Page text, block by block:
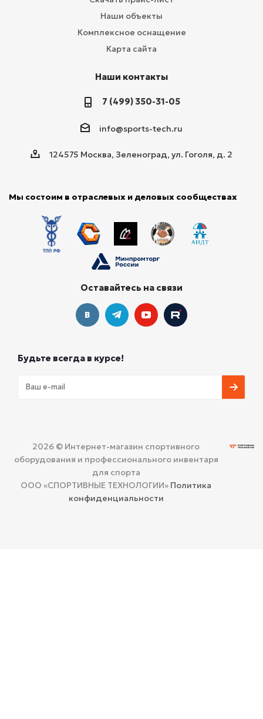
Наши объекты
Комплексное оснащение
Карта сайта
Наши контакты
7 (499) 350-31-05
info@sports-tech.ru
124575 Москва, Зеленоград, ул. Гоголя, д. 2
Мы состоим в отраслевых и деловых сообществах
Оставайтесь на связи
Будьте всегда в курсе!
2026 © Интернет-магазин спортивного
оборудования и профессионального инвентаря
для спорта
ООО «СПОРТИВНЫЕ ТЕХНОЛОГИИ» Политика
конфиденциальности